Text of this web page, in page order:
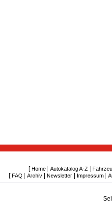
[ Home Autokatalog A-Z
[ FAQ Archiv| Newsletter| Impressum|